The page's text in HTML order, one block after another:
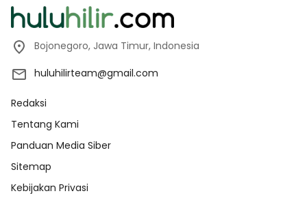
Bojonegoro, Jawa Timur, Indonesia
huluhilirteam@gmail.com
Redaksi
Tentang Kami
Panduan Media Siber
Sitemap
Kebijakan Privasi